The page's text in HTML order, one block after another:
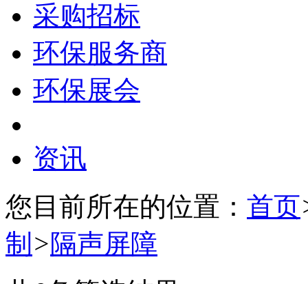
采购招标
环保服务商
环保展会
资讯
您目前所在的位置： 首页
制 >隔声屏障